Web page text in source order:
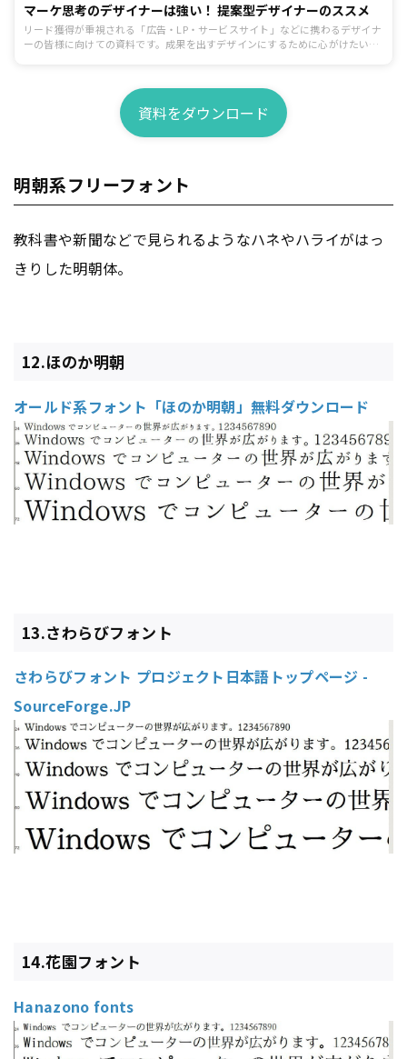
マーケ思考のデザイナーは強い！ 提案型デザイナーのススメ
リード獲得が重視される「広告・LP・サービスサイト」などに携わるデザイナ
ーの皆様に向けての資料です。成果を出すデザインにするために心がけたいポ
資料をダウンロード
明朝系フリーフォント
教科書や新聞などで見られるようなハネやハライがはっ
きりした明朝体。
12.ほのか明朝
オールド系フォント「ほのか明朝」無料ダウンロード
13.さわらびフォント
さわらびフォント プロジェクト日本語トップページ -
SourceForge.JP
14.花園フォント
Hanazono fonts